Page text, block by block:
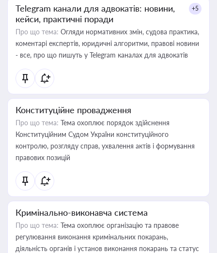
Telegram канали для адвокатів: новини,
кейси, практичні поради
+5
Про що тема: Огляди нормативних змін, судова практика,
коментарі експертів, юридичні алгоритми, правові новини
- все, про що пишуть у Telegram каналах для адвокатів
Конституційне провадження
Про що тема: Тема охоплює порядок здійснення
Конституційним Судом України конституційного
контролю, розгляду справ, ухвалення актів і формування
правових позицій
Кримінально-виконавча система
Про що тема: Тема охоплює організацію та правове
регулювання виконання кримінальних покарань,
діяльність органів і установ виконання покарань та статус